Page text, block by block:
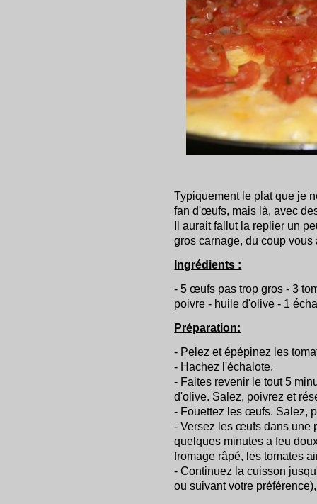
Typiquement le plat que je
fan d'œufs, mais là, avec
Il aurait fallut la replier un
gros carnage, du coup
Ingrédients :
- 5 œufs pas trop gros - 3
poivre - huile d'olive - 1
Préparation:
- Pelez et épépinez les
- Hachez l'échalote.
- Faites revenir le tout 5
d'olive. Salez, poivrez et
- Fouettez les œufs. Salez,
- Versez les œufs dans une
quelques minutes a feu
fromage râpé, les tomates
- Continuez la cuisson
ou suivant votre